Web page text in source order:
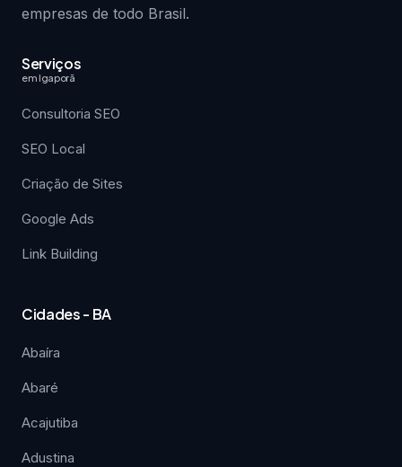
empresas de todo Brasil.
Serviços
em Igaporã
Consultoria SEO
SEO Local
Criação de Sites
Google Ads
Link Building
Cidades - BA
Abaíra
Abaré
Acajutiba
Adustina